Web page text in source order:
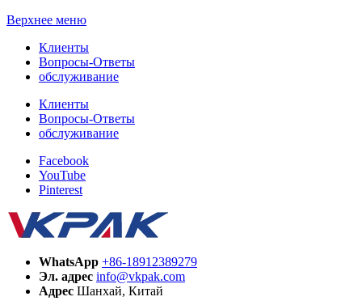
Верхнее меню
Клиенты
Вопросы-Ответы
обслуживание
Клиенты
Вопросы-Ответы
обслуживание
Facebook
YouTube
Pinterest
WhatsApp +86-18912389279
Эл. адрес info@vkpak.com
Адрес Шанхай, Китай